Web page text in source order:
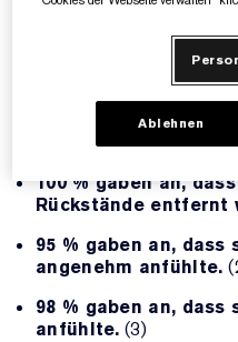
Sanfter Gesichtsreiniger:
verwandelt sich in einen
Schaum, der Ihre Haut
100 % gaben an,
Rückstände entfernt
95 % gaben an,
angenehm anfühlte.
98 % gaben an,
anfühlte. (3)
Ablehnen